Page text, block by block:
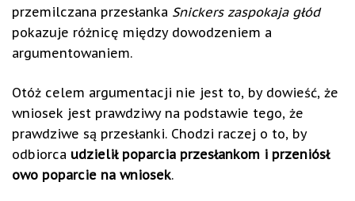
przemilczana przesłanka Snickers zaspokaja głód
pokazuje różnicę między dowodzeniem a
argumentowaniem.
Otóż celem argumentacji nie jest to, by dowieść, że
wniosek jest prawdziwy na podstawie tego, że
prawdziwe są przesłanki. Chodzi raczej o to, by
odbiorca udzielił poparcia przesłankom i przeniósł
owo poparcie na wniosek.